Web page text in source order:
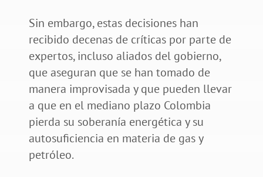
Sin embargo, estas decisiones han
recibido decenas de críticas por parte de
expertos, incluso aliados del gobierno,
que aseguran que se han tomado de
manera improvisada y que pueden llevar
a que en el mediano plazo Colombia
pierda su soberanía energética y su
autosuficiencia en materia de gas y
petróleo.